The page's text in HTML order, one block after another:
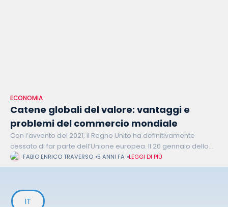
ECONOMIA
Catene globali del valore: vantaggi e
problemi del commercio mondiale
Con l’avvento del 2021, il Regno Unito ha definitivamente
cessato di far parte dell’Unione europea. Il 20 gennaio dello
stesso anno ha segnato la fine del quadriennio presidenziale
di Donald
FABIO ENRICO TRAVERSO 5 ANNI FA LEGGI DI PIÙ
IT